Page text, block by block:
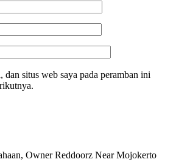
dan situs web saya pada peramban ini